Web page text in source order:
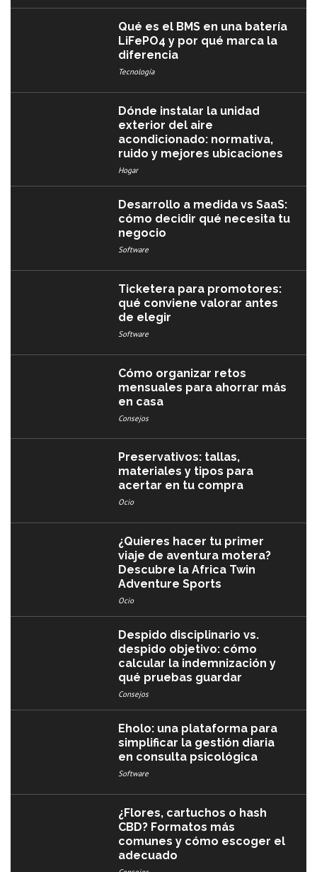
Qué es el BMS en una batería
LiFePO4 y por qué marca la
diferencia
Tecnología
Dónde instalar la unidad
exterior del aire
acondicionado: normativa,
ruido y mejores ubicaciones
Hogar
Desarrollo a medida vs SaaS:
cómo decidir qué necesita tu
negocio
Software
Ticketera para promotores:
qué conviene valorar antes
de elegir
Software
Cómo organizar retos
mensuales para ahorrar más
en casa
Consejos
Preservativos: tallas,
materiales y tipos para
acertar en tu compra
Ocio
¿Quieres hacer tu primer
viaje de aventura motera?
Descubre la Africa Twin
Adventure Sports
Ocio
Despido disciplinario vs.
despido objetivo: cómo
calcular la indemnización y
qué pruebas guardar
Consejos
Eholo: una plataforma para
simplificar la gestión diaria
en consulta psicológica
Software
¿Flores, cartuchos o hash
CBD? Formatos más
comunes y cómo escoger el
adecuado